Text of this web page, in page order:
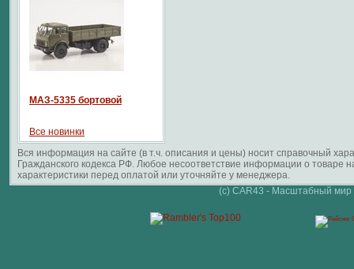
МАЗ-5335 бортовой
Все новинки
Вся информация на сайте (в т.ч. описания и цены) носит справочный
Гражданского кодекса РФ. Любое несоответствие информации о
характеристики перед оплатой или уточняйте у менеджера.
(c) CAR43 - Масштабный мир